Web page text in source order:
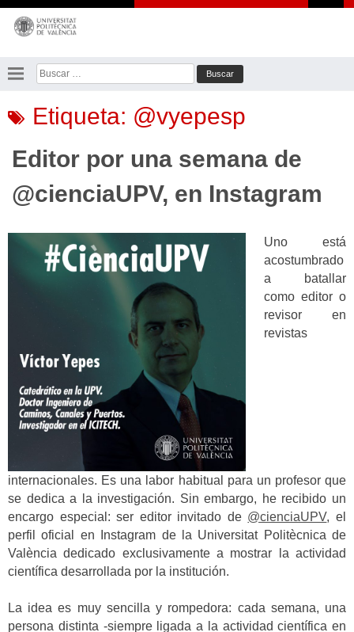
Saltar
contenido
Buscar:
Etiqueta: @vyepesp
Editor por una semana de
@cienciaUPV, en Instagram
Uno está
acostumbrado
a batallar
como editor o
revisor en
revistas
internacionales. Es una labor habitual para un profesor que
se dedica a la investigación. Sin embargo, he recibido un
encargo especial: ser editor invitado de @cienciaUPV, el
perfil oficial en Instagram de la Universitat Politècnica de
València dedicado exclusivamente a mostrar la actividad
científica desarrollada por la institución.
La idea es muy sencilla y rompedora: cada semana, una
persona distinta -siempre ligada a la actividad científica en